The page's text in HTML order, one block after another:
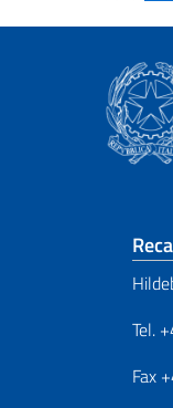
Tel.
Fax